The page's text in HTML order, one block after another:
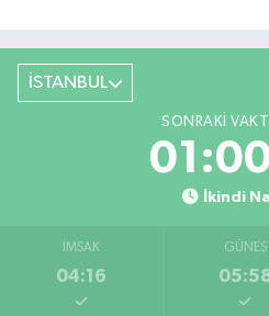
İSTANBUL
SONRAKI
İkindi
İMSAK
04:16
GÜNEŞ